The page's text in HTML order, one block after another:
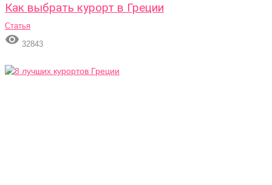
Как выбрать курорт в Греции
Статья
 32843